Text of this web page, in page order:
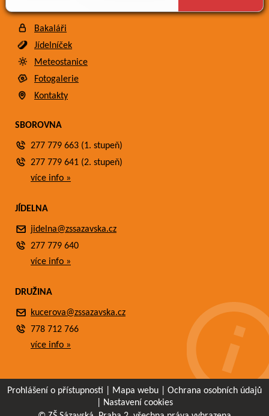
Bakaláři
Jídelníček
Meteostanice
Fotogalerie
Kontakty
SBOROVNA
277 779 663 (1. stupeň)
277 779 641 (2. stupeň)
více info »
JÍDELNA
jidelna@zssazavska.cz
277 779 640
více info »
DRUŽINA
kucerova@zssazavska.cz
778 712 766
více info »
Prohlášení o přístupnosti Mapa webu
Ochrana osobních údajů
Nastavení cookies